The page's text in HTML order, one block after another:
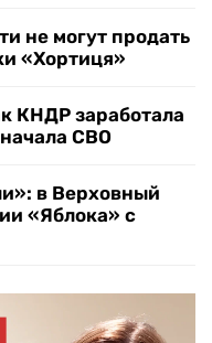
не могут продать
«Хортиця»
КНДР заработала
СВО
в Верховный
«Яблока» с